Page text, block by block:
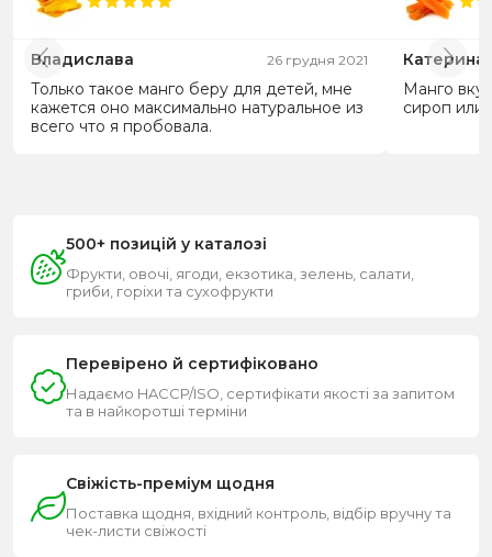
Владислава 26 грудня 2021
Только такое манго беру для детей, мне
кажется оно максимально натуральное из
всего что я пробовала.
Катерина
Манго
сироп или
500+ позицій у каталозі
Фрукти, овочі, ягоди, екзотика, зелень, салати,
гриби, горіхи та сухофрукти
Перевірено й сертифіковано
Надаємо HACCP/ISO, сертифікати якості за запитом
та в найкоротші терміни
Свіжість-преміум щодня
Поставка щодня, вхідний контроль, відбір вручну та
чек-листи свіжості